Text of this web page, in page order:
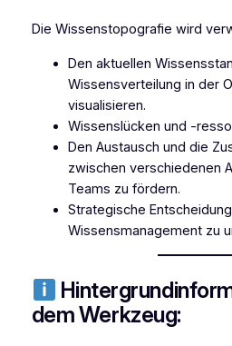
Die Wissenstopografie wird
Den aktuellen
Wissensverteilung in der
visualisieren.
Wissenslücken und -
Den Austausch und die
zwischen verschiedenen
Teams zu fördern.
Strategische
Wissensmanagement zu
dem Werkzeug: